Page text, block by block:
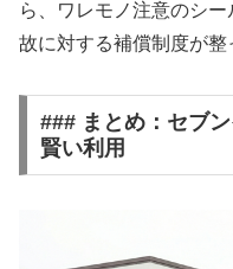
ら、ワレモノ注意のシ
故に対する補償制度が整
### まとめ：セブ
賢い利用